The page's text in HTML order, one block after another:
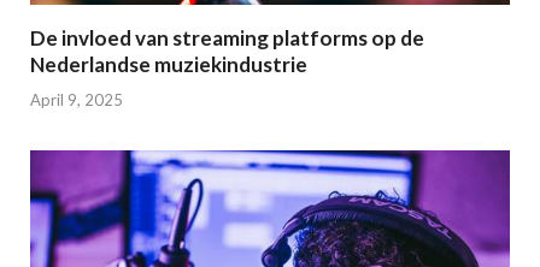
De invloed van streaming platforms op de
Nederlandse muziekindustrie
April 9, 2025